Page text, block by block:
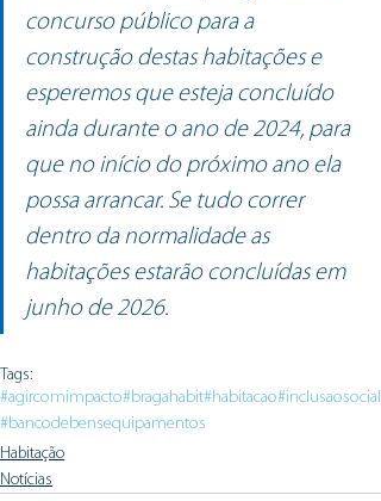
concurso público para a
construção destas habitações e
esperemos que esteja concluído
ainda durante o ano de 2024, para
que no início do próximo ano ela
possa arrancar. Se tudo correr
dentro da normalidade as
habitações estarão concluídas em
junho de 2026.
Tags:
#agircomimpacto#bragahabit#habitacao#inclusaosocial
#bancodebensequipamentos
Habitação
Notícias